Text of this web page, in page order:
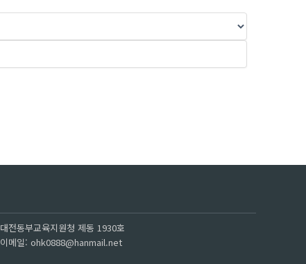
대전동부교육지원청 제동 1930호
이메일: ohk0888@hanmail.net